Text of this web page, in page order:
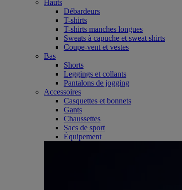
Hauts
Débardeurs
T-shirts
T-shirts manches longues
Sweats à capuche et sweat shirts
Coupe-vent et vestes
Bas
Shorts
Leggings et collants
Pantalons de jogging
Accessoires
Casquettes et bonnets
Gants
Chaussettes
Sacs de sport
Équipement